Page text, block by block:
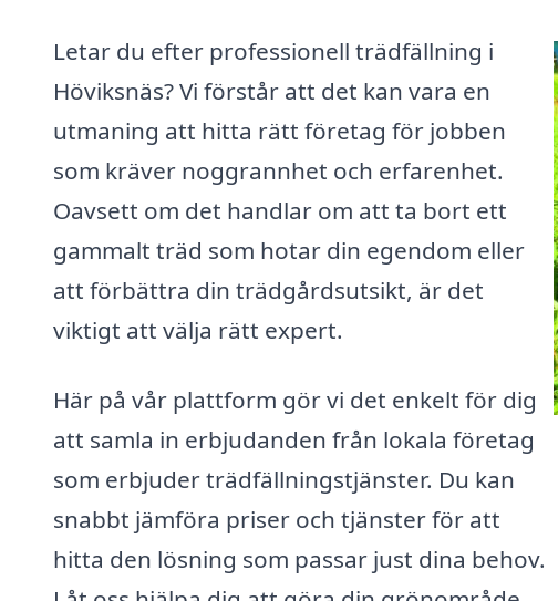
Letar du efter professionell trädfällning i
Höviksnäs? Vi förstår att det kan vara en
utmaning att hitta rätt företag för jobben
som kräver noggrannhet och erfarenhet.
Oavsett om det handlar om att ta bort ett
gammalt träd som hotar din egendom eller
att förbättra din trädgårdsutsikt, är det
viktigt att välja rätt expert.
Här på vår plattform gör vi det enkelt för dig
att samla in erbjudanden från lokala företag
som erbjuder trädfällningstjänster. Du kan
snabbt jämföra priser och tjänster för att
hitta den lösning som passar just dina behov.